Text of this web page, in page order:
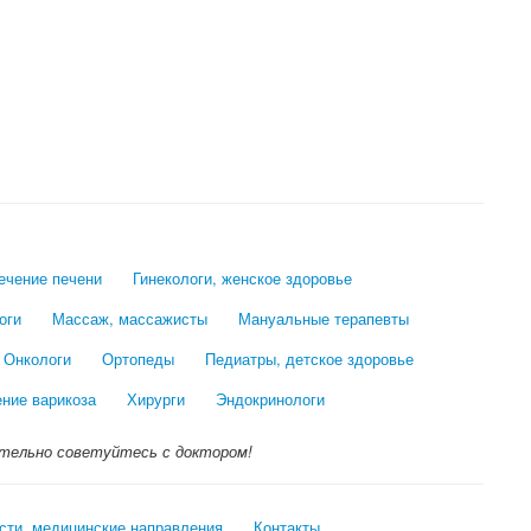
печени
Гинекологи, женское здоровье
Массаж, массажисты
Мануальные терапевты
Онкологи
Ортопеды
Педиатры, детское здоровье
варикоза
Хирурги Эндокринологи
советуйтесь с доктором!